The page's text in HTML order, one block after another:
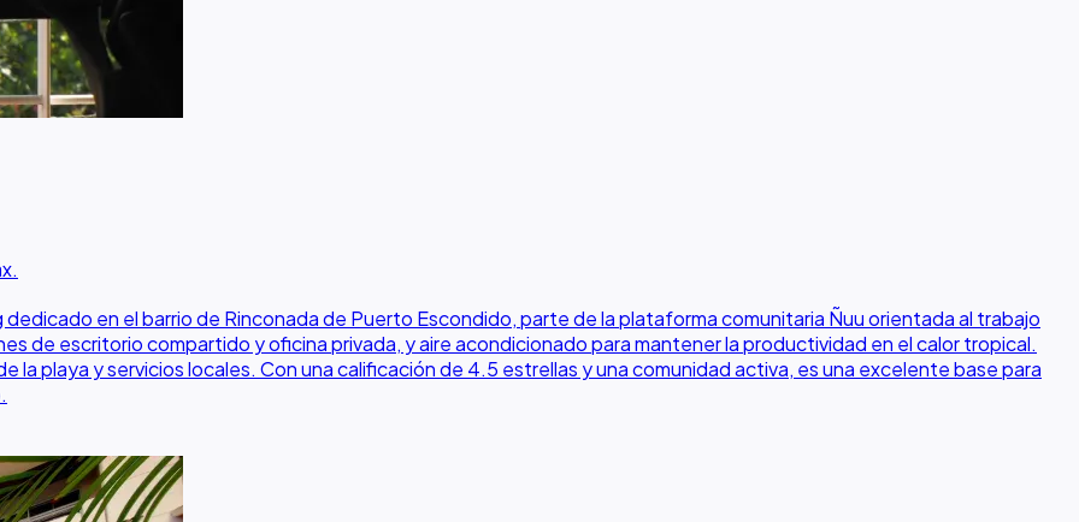
en el barrio de Rinconada de Puerto Escondido, parte de la plataforma comunitaria Ñuu orientada al trabajo
de escritorio compartido y oficina privada, y aire acondicionado para mantener la productividad en el calor tropical.
playa y servicios locales. Con una calificación de 4.5 estrellas y una comunidad activa, es una excelente base para